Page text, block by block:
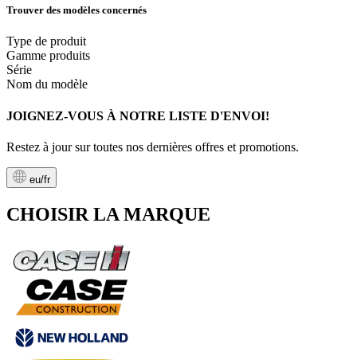
Trouver des modèles concernés
Type de produit
Gamme produits
Série
Nom du modèle
JOIGNEZ-VOUS À NOTRE LISTE D'ENVOI!
Restez à jour sur toutes nos dernières offres et promotions.
eu/fr
CHOISIR LA MARQUE